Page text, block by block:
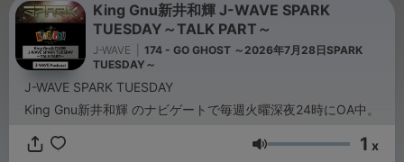
King Gnu新井和輝 J-WAVE SPARK
TUESDAY～TALK PART～
J-WAVE
174 - GO GHOST ～2026年7月28日SPARK
TUESDAY～
J-WAVE SPARK TUESDAY
King Gnu新井和輝 のナビゲートで毎週火曜深夜24時にOA中。
Volume 1 x